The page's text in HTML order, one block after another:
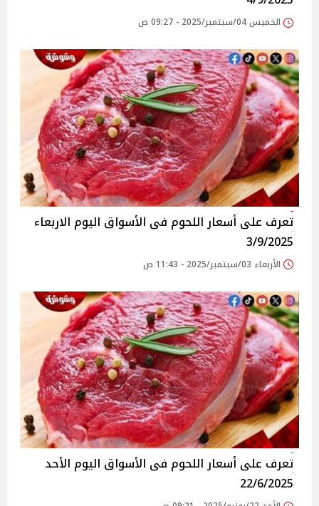
الخميس 04/سبتمبر/2025 - 09:27 ص
تعرف على أسعار اللحوم فى الأسواق‎‎ اليوم الاربعاء
3/9/2025
الأربعاء 03/سبتمبر/2025 - 11:43 ص
تعرف على أسعار اللحوم فى الأسواق‎‎ اليوم الأحد
22/6/2025